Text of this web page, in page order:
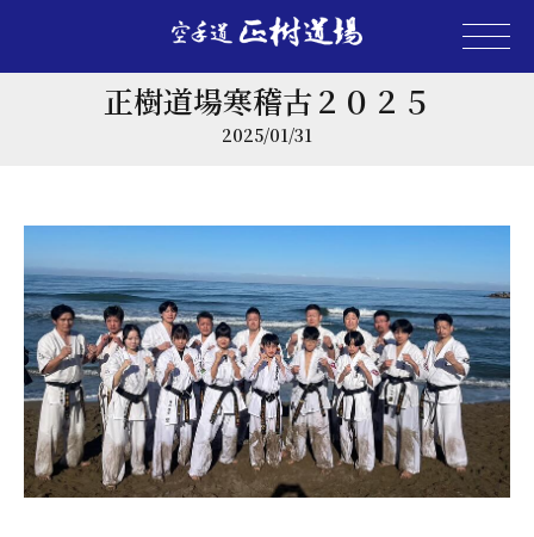
正樹道場寒稽古２０２５
2025/01/31